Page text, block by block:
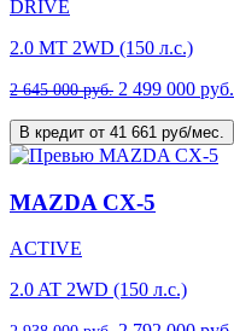
DRIVE
2.0 MT 2WD (150 л.с.)
2 645 000 руб. 2 499 000 руб.
В кредит от 41 661 руб/мес.
MAZDA CX-5
ACTIVE
2.0 AT 2WD (150 л.с.)